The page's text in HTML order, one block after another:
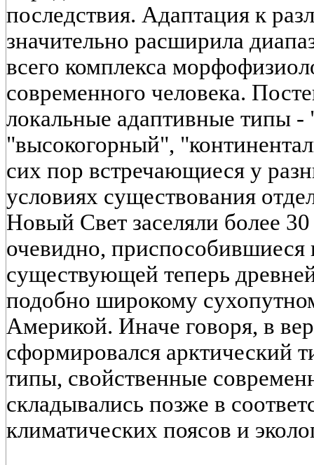
последствия. Адаптация к
значительно расширила
всего комплекса
современного человека.
локальные адаптивные типы -
"высокогорный",
сих пор встречающиеся у
условиях существования
Новый Свет заселяли более
очевидно, приспособившиеся
существующей теперь
подобно широкому
Америкой. Иначе говоря, в
сформировался арктический
типы, свойственные
складывались позже в
климатических поясов и